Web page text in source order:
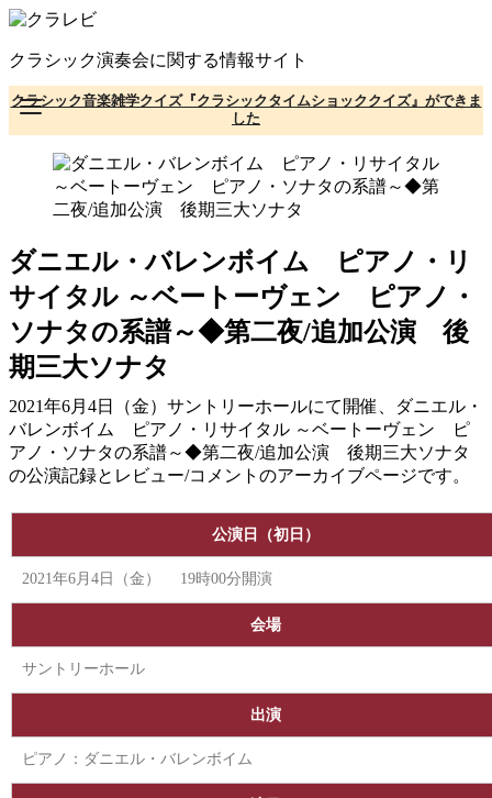
コ
テ
ン
ツ
へ
クラシック演奏会に関する情報サイト
クラシック音楽雑学クイズ『クラシックタイムショッククイズ』ができま
した
ダニエル・バレンボイム ピアノ・リ
サイタル ～ベートーヴェン ピアノ・
ソナタの系譜～◆第二夜/追加公演 後
期三大ソナタ
2021年6月4日（金）サントリーホールにて開催、ダニエル・
バレンボイム ピアノ・リサイタル ～ベートーヴェン ピ
アノ・ソナタの系譜～◆第二夜/追加公演 後期三大ソナタ
の公演記録とレビュー/コメントのアーカイブページです。
公演日（初日）
2021年6月4日（金） 19時00分開演
会場
サントリーホール
出演
ピアノ：ダニエル・バレンボイム